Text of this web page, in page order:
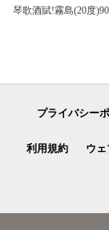
琴歌酒賦!霧島(20度
プライバシー
利用規約 ウ